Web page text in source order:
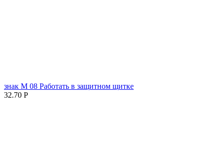
знак М 08 Работать в защитном щитке
32.70 Р